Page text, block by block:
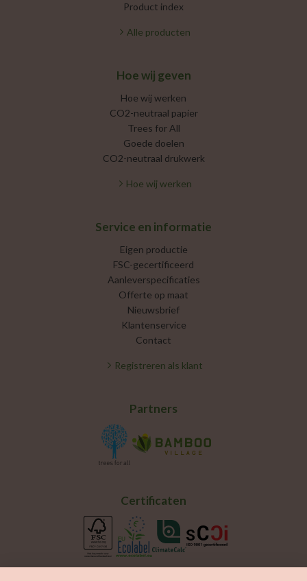
Product index
Alle producten
Hoe wij geven
Hoe wij werken
CO2-neutraal papier
Trees for All
Goede doelen
CO2-neutraal drukwerk
Hoe wij werken
Service en informatie
Eigen productie
FSC-gecertificeerd
Aanleverspecificaties
Offerte op maat
Nieuwsbrief
Klantenservice
Contact
Registreren als klant
Partners
Certificaten